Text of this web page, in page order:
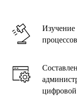
процессов